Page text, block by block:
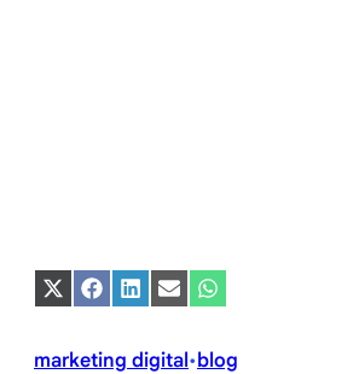
Compartir
en
Compartir
en
Compartir
en
Compartir
en
Compartir
en
marketing digital•blog